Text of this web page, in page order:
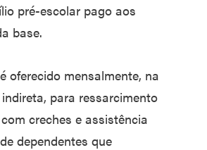
pré-escolar pago aos
base.
oferecido mensalmente, na
para ressarcimento
creches e assistência
dependentes que